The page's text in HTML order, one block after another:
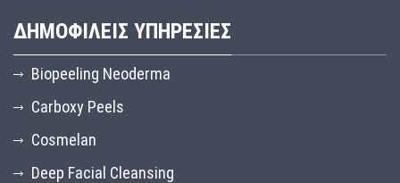
ΔΗΜΟΦΙΛΕΙΣ ΥΠΗΡΕΣΙΕΣ
Biopeeling Neoderma
Carboxy Peels
Cosmelan
Deep Facial Cleansing